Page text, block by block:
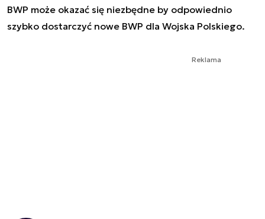
BWP może okazać się niezbędne by odpowiednio
szybko dostarczyć nowe BWP dla Wojska Polskiego.
Reklama